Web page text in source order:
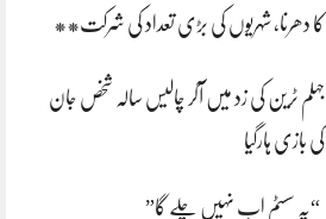
کا دھرنا، شہریوں کی بڑی تعداد کی شرکت**
جہلم ٹرین کی زد میں آکر چالیس سالہ شخص جان
کی بازی ہارگیا
“یہ سسٹم اب نہیں چلے گا”